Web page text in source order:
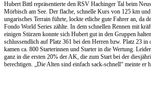
Hubert Bittl repräsentierte den RSV Hachinger Tal beim
Mörbisch am See. Der flache, schnelle Kurs von 125 km
ungarisches Terrain führte, lockte etliche gute Fahrer an, da
Fondo World Series zählte. In dem schnellen Rennen mit
einigen Stürzen konnte sich Hubert gut in den Gruppen
schlussendlich auf Platz 361 bei den Herren bzw. Platz 23
kamen ca. 800 Starterinnen und Starter in die Wertung.
ganz in die ersten 20% der AK, die zum Start bei der
berechtigen. „Die Alten sind einfach sack-schnell“ meinte er